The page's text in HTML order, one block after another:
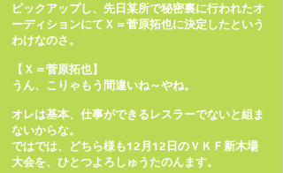
ピックアップし、先日某所で秘密裏に行われたオ
ーディションにてＸ＝菅原拓也に決定したという
わけなのさ。
【Ｘ＝菅原拓也】
うん、こりゃもう間違いね～やね。
オレは基本、仕事ができるレスラーでないと組ま
ないからな。
ではでは、どちら様も12月12日のＶＫＦ新木場
大会を、ひとつよろしゅうたのんます。